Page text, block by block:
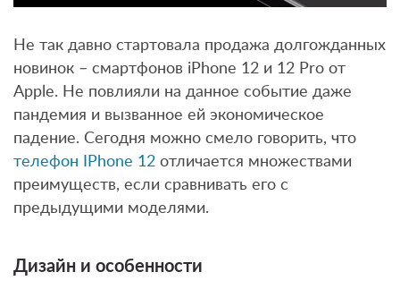
Не так давно стартовала продажа долгожданных
новинок – смартфонов iPhone 12 и 12 Pro от
Apple. Не повлияли на данное событие даже
пандемия и вызванное ей экономическое
падение. Сегодня можно смело говорить, что
телефон IPhone 12 отличается множествами
преимуществ, если сравнивать его с
предыдущими моделями.
Дизайн и особенности